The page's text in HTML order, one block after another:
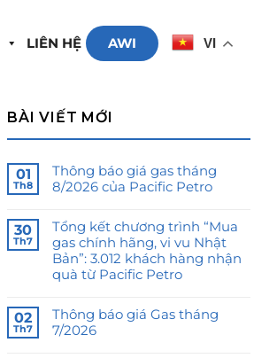
LIÊN HỆ AWI VI
BÀI VIẾT MỚI
01
Th8
Thông báo giá gas tháng
8/2026 của Pacific Petro
30
Th7
Tổng kết chương trình “Mua
gas chính hãng, vi vu Nhật
Bản”: 3.012 khách hàng nhận
quà từ Pacific Petro
02
Th7
Thông báo giá Gas tháng
7/2026